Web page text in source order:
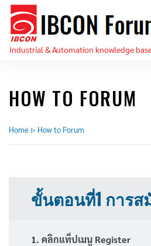
Skip
the
content
Industrial & Automation knowledge
HOW TO FORUM
Home ▷ How to Forum
ขั้นตอนที่1 การ
1. คลิกแท็ปเมนู Register